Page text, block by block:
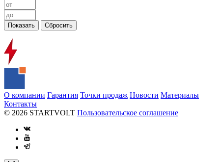
О компании Гарантия Точки продаж Новости Материалы
Контакты
© 2026 STARTVOLT Пользовательское соглашение